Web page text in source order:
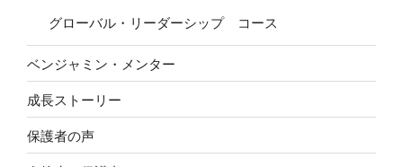
グローバル・リーダーシップ コース
ベンジャミン・メンター
成長ストーリー
保護者の声